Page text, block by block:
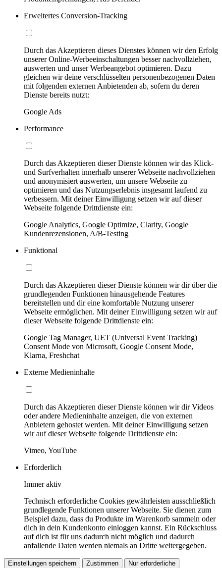
Erweitertes Conversion-Tracking
Durch das Akzeptieren dieses Dienstes können wir den Erfolg
unserer Online-Werbeeinschaltungen besser nachvollziehen,
auswerten und unser Werbeangebot optimieren. Dazu
gleichen wir deine verschlüsselten personenbezogenen Daten
mit folgenden externen Anbietenden ab, sofern du deren
Dienste bereits nutzt:
Google Ads
Performance
Durch das Akzeptieren dieser Dienste können wir das Klick-
und Surfverhalten innerhalb unserer Webseite nachvollziehen
und anonymisiert auswerten, um unsere Webseite zu
optimieren und das Nutzungserlebnis insgesamt laufend zu
verbessern. Mit deiner Einwilligung setzen wir auf dieser
Webseite folgende Drittdienste ein:
Google Analytics, Google Optimize, Clarity, Google
Kundenrezensionen, A/B-Testing
Funktional
Durch das Akzeptieren dieser Dienste können wir dir über die
grundlegenden Funktionen hinausgehende Features
bereitstellen und dir eine komfortable Nutzung unserer
Webseite ermöglichen. Mit deiner Einwilligung setzen wir auf
dieser Webseite folgende Drittdienste ein:
Google Tag Manager, UET (Universal Event Tracking)
Consent Mode von Microsoft, Google Consent Mode,
Klarna, Freshchat
Externe Medieninhalte
Durch das Akzeptieren dieser Dienste können wir dir Videos
oder andere Medieninhalte anzeigen, die von externen
Anbietern gehostet werden. Mit deiner Einwilligung setzen
wir auf dieser Webseite folgende Drittdienste ein:
Vimeo, YouTube
Erforderlich
Immer aktiv
Technisch erforderliche Cookies gewährleisten ausschließlich
grundlegende Funktionen unserer Webseite. Sie dienen zum
Beispiel dazu, dass du Produkte im Warenkorb sammeln oder
dich in dein Kundenkonto einloggen kannst. Ein Rückschluss
auf dich ist für uns dadurch nicht möglich und dadurch
anfallende Daten werden niemals an Dritte weitergegeben.
Einstellungen speichern Zustimmen Nur erforderliche